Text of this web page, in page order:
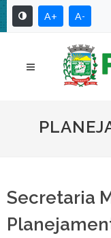
A+ A-
Secretaria